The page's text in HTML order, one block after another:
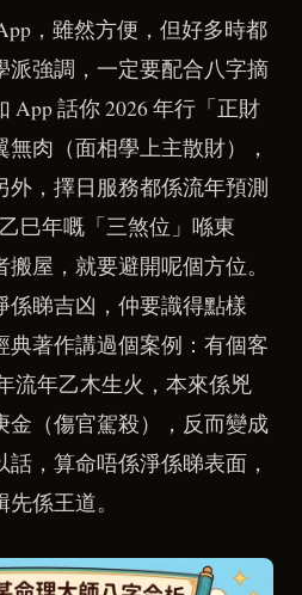
，雖然方便，但好多時都
派強調，一定要配合八字摘
App 話你 2026 年行「正財
肉（面相學上主散財），
外，擇日服務都係流年預測
巳年嘅「三煞位」喺東
屋，就要避開呢個方位。
係睇吉凶，仲要識得點樣
典著作講過個案例：有個客
流年乙木生火，本來係兇
金（傷官駕殺），反而變成
，算命唔係淨係睇表面，
係王道。